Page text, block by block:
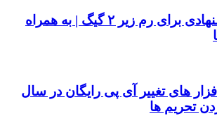
۱۰ بازی پیشنهادی برای رم زیر ۲ گیگ | به همراه
های تغییر آی پی رایگان در سال